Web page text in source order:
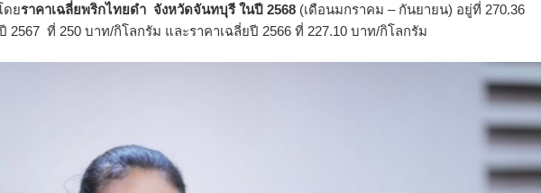
ดยราคาเฉลี่ยพริกไทยดำ จังหวัดจันทบุรี ในปี 2568 (เดือนมกราคม – กันยายน) อยู่ที่ 270.36
2567 ที่ 250 บาท/กิโลกรัม และราคาเฉลี่ยปี 2566 ที่ 227.10 บาท/กิโลกรัม